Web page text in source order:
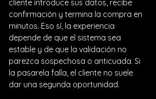
cliente introduce sus datos, recibe
confirmación y termina la compra en
minutos. Eso sí, la experiencia
depende de que el sistema sea
estable y de que la validación no
parezca sospechosa o anticuada. Si
la pasarela falla, el cliente no suele
dar una segunda oportunidad.